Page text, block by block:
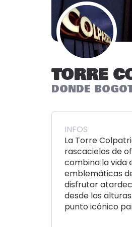
TORRE
DONDE
INFOS
La Torre
rascacielos de
combina la vida
emblemáticas
disfrutar
desde las
punto icónico